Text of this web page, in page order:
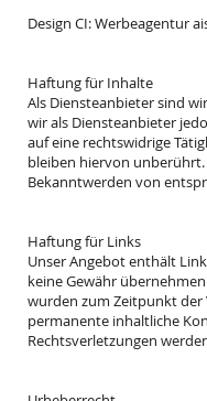
Design CI: Werbeagentur
Haftung für Inhalte
Als Diensteanbieter sind
wir als Diensteanbieter
auf eine rechtswidrige
bleiben hiervon
Bekanntwerden von
Haftung für Links
Unser Angebot enthält
keine Gewähr
wurden zum Zeitpunkt der
permanente inhaltliche
Rechtsverletzungen